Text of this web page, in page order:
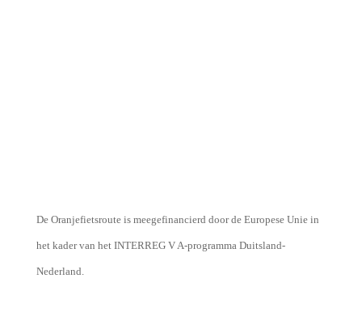
De Oranjefietsroute is meegefinancierd door de Europese Unie in
het kader van het INTERREG V A-programma Duitsland-
Nederland.